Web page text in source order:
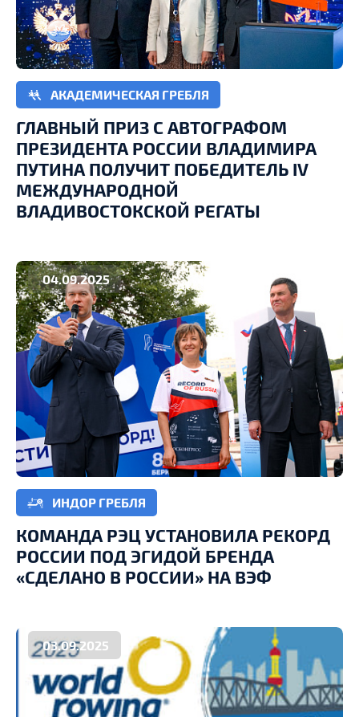
АКАДЕМИЧЕСКАЯ ГРЕБЛЯ
ГЛАВНЫЙ ПРИЗ С АВТОГРАФОМ
ПРЕЗИДЕНТА РОССИИ ВЛАДИМИРА
ПУТИНА ПОЛУЧИТ ПОБЕДИТЕЛЬ IV
МЕЖДУНАРОДНОЙ
ВЛАДИВОСТОКСКОЙ РЕГАТЫ
04.09.2025
ИНДОР ГРЕБЛЯ
КОМАНДА РЭЦ УСТАНОВИЛА РЕКОРД
РОССИИ ПОД ЭГИДОЙ БРЕНДА
«СДЕЛАНО В РОССИИ» НА ВЭФ
03.09.2025